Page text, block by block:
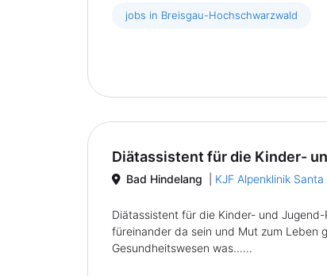
jobs in Breisgau-Hochschwarzwald
Diätassistent für die Kinder-
Bad Hindelang KJF Alpenklinik Santa
Diätassistent für die Kinder- und
füreinander da sein und Mut zum Leben
Gesundheitswesen was......